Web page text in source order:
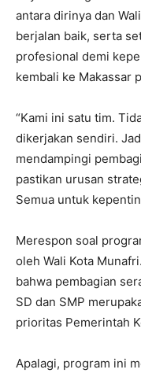
antara dirinya dan
berjalan baik, serta
profesional demi
kembali ke Makassar
“Kami ini satu tim.
dikerjakan sendiri.
mendampingi
pastikan urusan
Semua untuk
Merespon soal
oleh Wali Kota
bahwa pembagian
SD dan SMP
prioritas Pemerintah
Apalagi, program ini